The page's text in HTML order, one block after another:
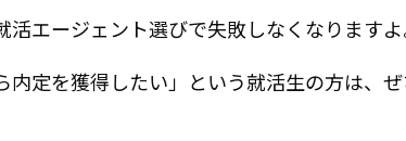
エージェント選びで失敗しなくなりますよ
定を獲得したい」という就活生の方は、ぜ